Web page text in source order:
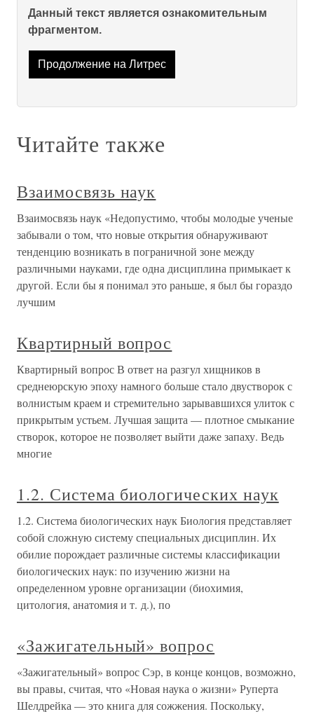
Данный текст является ознакомительным
фрагментом.
Продолжение на Литрес
Читайте также
Взаимосвязь наук
Взаимосвязь наук «Недопустимо, чтобы молодые ученые
забывали о том, что новые открытия обнаруживают
тенденцию возникать в пограничной зоне между
различными науками, где одна дисциплина примыкает к
другой. Если бы я понимал это раньше, я был бы гораздо
лучшим
Квартирный вопрос
Квартирный вопрос В ответ на разгул хищников в
среднеюрскую эпоху намного больше стало двустворок с
волнистым краем и стремительно зарывавшихся улиток с
прикрытым устьем. Лучшая защита — плотное смыкание
створок, которое не позволяет выйти даже запаху. Ведь
многие
1.2. Система биологических наук
1.2. Система биологических наук Биология представляет
собой сложную систему специальных дисциплин. Их
обилие порождает различные системы классификации
биологических наук: по изучению жизни на
определенном уровне организации (биохимия,
цитология, анатомия и т. д.), по
«Зажигательный» вопрос
«Зажигательный» вопрос Сэр, в конце концов, возможно,
вы правы, считая, что «Новая наука о жизни» Руперта
Шелдрейка — это книга для сожжения. Поскольку,